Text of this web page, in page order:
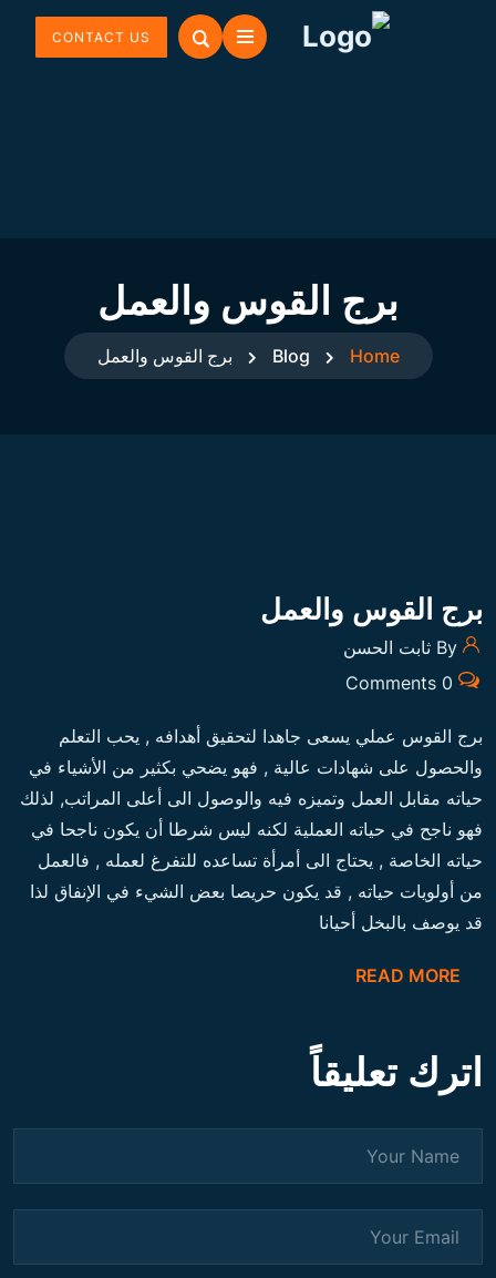
CONTACT US
برج القوس والعمل
Home
Blog برج القوس والعمل
برج القوس والعمل
0 Comments
برج القوس عملي يسعى جاهدا لتحقيق أهدافه , يحب التعلم
والحصول على شهادات عالية , فهو يضحي بكثير من الأشياء في
حياته مقابل العمل وتميزه فيه والوصول الى أعلى المراتب, لذلك
فهو ناجح في حياته العملية لكنه ليس شرطا أن يكون ناجحا في
حياته الخاصة , يحتاج الى أمرأة تساعده للتفرغ لعمله , فالعمل
من أولويات حياته , قد يكون حريصا بعض الشيء في الإنفاق لذا
قد يوصف بالبخل أحيانا
READ MORE
اترك تعليقاً